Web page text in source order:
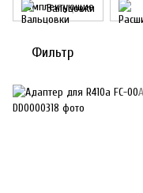
Вальцовки
Фильтр